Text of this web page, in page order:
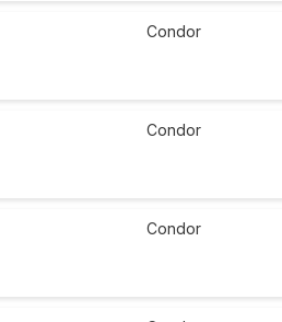
Condor
Condor
Condor